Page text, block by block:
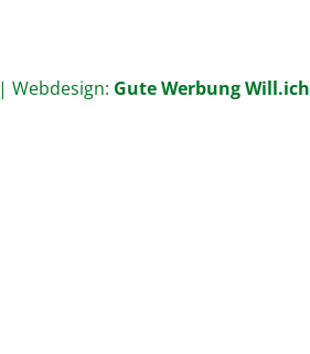
| Webdesign: Gute Werbung Will.ich